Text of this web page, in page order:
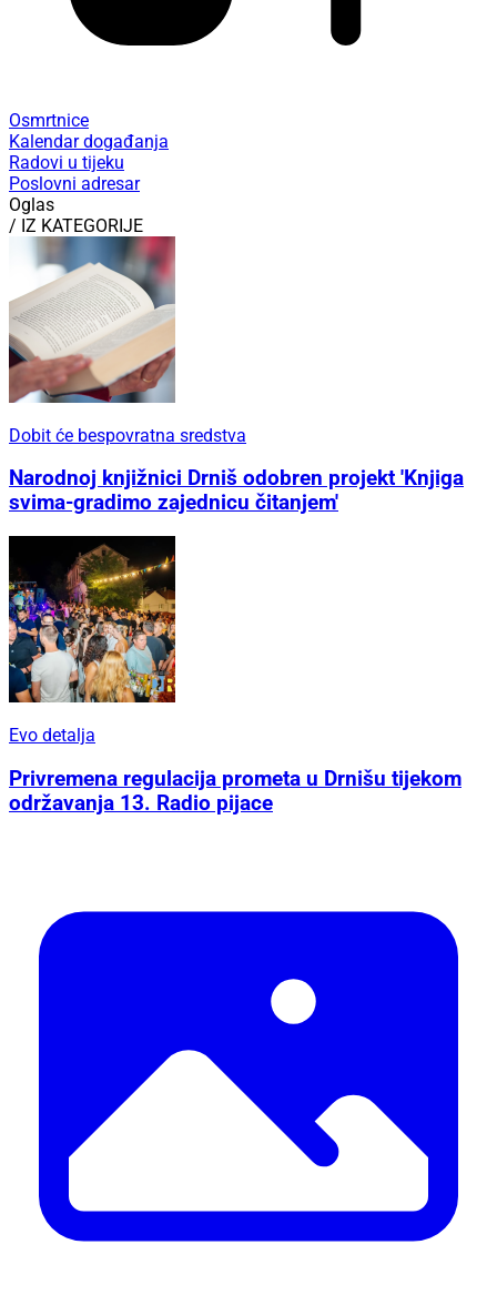
Osmrtnice
Kalendar događanja
Radovi u tijeku
Poslovni adresar
Oglas
/ IZ KATEGORIJE
Dobit će bespovratna sredstva
Narodnoj knjižnici Drniš odobren projekt 'Knjiga
svima-gradimo zajednicu čitanjem'
Evo detalja
Privremena regulacija prometa u Drnišu tijekom
održavanja 13. Radio pijace